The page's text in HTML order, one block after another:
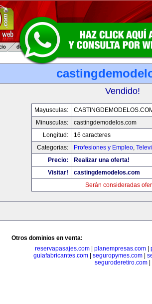
Vendido!
Mayusculas:
Minusculas:
castingdemodelos.com
Longitud:
16 caracteres
Categorias:
Profesiones y Empleo,
Precio:
Realizar una oferta!
Visitar!
castingdemodelos.com
Serán consideradas
Otros dominios en venta:
reservapasajes.com
planempresas.com
guiafabricantes.com| seguropymes.com|
seguroderetiro.com